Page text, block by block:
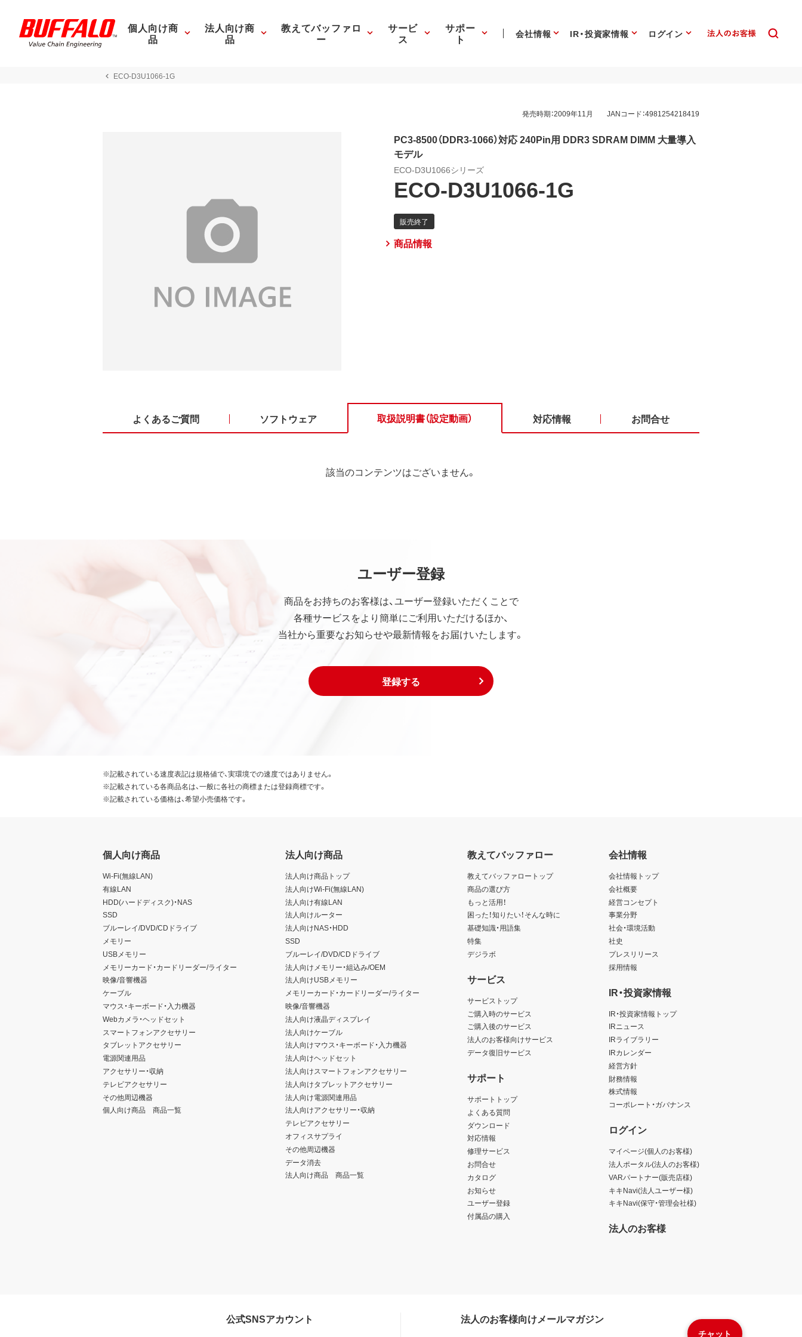
個人向け商
品
法人向け商
品
教えてバッファロ
ー
サービ
ス
サポー
ト 会社情報 IR・投資家情報 ログイン
ECO-D3U1066-1G
発売時期：2009年11月 JANコード：4981254218419
PC3-8500（DDR3-1066）対応 240Pin用 DDR3 SDRAM DIMM 大量導入
モデル
ECO-D3U1066シリーズ
ECO-D3U1066-1G
商品情報
よくあるご質問 ソフトウェア 取扱説明書（設定動画） 対応情報 お問合せ
該当のコンテンツはございません。
ユーザー登録
商品をお持ちのお客様は、ユーザー登録いただくことで
各種サービスをより簡単にご利用いただけるほか、
当社から重要なお知らせや最新情報をお届けいたします。
登録する
チャット
※記載されている速度表記は規格値で、実環境での速度ではありません。
※記載されている各商品名は、一般に各社の商標または登録商標です。
※記載されている価格は、希望小売価格です。
個人向け商品
Wi-Fi(無線LAN)
有線LAN
HDD(ハードディスク)・NAS
SSD
ブルーレイ/DVD/CDドライブ
メモリー
USBメモリー
メモリーカード・カードリーダー/ライター
映像/音響機器
ケーブル
マウス・キーボード・入力機器
Webカメラ・ヘッドセット
スマートフォンアクセサリー
タブレットアクセサリー
電源関連用品
アクセサリー・収納
テレビアクセサリー
その他周辺機器
個人向け商品 商品一覧
法人向け商品
法人向け商品トップ
法人向けWi-Fi(無線LAN)
法人向け有線LAN
法人向けルーター
法人向けNAS・HDD
SSD
ブルーレイ/DVD/CDドライブ
法人向けメモリー・組込み/OEM
法人向けUSBメモリー
メモリーカード・カードリーダー/ライター
映像/音響機器
法人向け液晶ディスプレイ
法人向けケーブル
法人向けマウス・キーボード・入力機器
法人向けヘッドセット
法人向けスマートフォンアクセサリー
法人向けタブレットアクセサリー
法人向け電源関連用品
法人向けアクセサリー・収納
テレビアクセサリー
オフィスサプライ
その他周辺機器
データ消去
法人向け商品 商品一覧
教えてバッファロー
教えてバッファロートップ
商品の選び方
もっと活用！
困った！知りたい！そんな時に
基礎知識・用語集
特集
デジラボ
サービス
サービストップ
ご購入時のサービス
ご購入後のサービス
法人のお客様向けサービス
データ復旧サービス
サポート
サポートトップ
よくある質問
ダウンロード
対応情報
修理サービス
お問合せ
カタログ
お知らせ
ユーザー登録
付属品の購入
会社情報
会社情報トップ
会社概要
経営コンセプト
事業分野
社会・環境活動
社史
プレスリリース
採用情報
IR・投資家情報
IR・投資家情報トップ
IRニュース
IRライブラリー
IRカレンダー
経営方針
財務情報
株式情報
コーポレート・ガバナンス
ログイン
マイページ(個人のお客様)
法人ポータル(法人のお客様)
VARパートナー(販売店様)
キキNavi(法人ユーザー様)
キキNavi(保守・管理会社様)
法人のお客様
公式SNSアカウント 法人のお客様向けメールマガジン